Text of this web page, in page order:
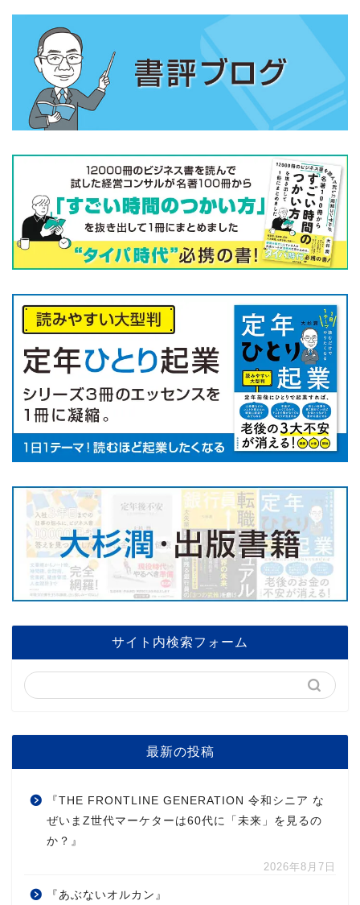
サイト内検索フォーム
最新の投稿
『THE FRONTLINE GENERATION 令和シニア な
ぜいまZ世代マーケターは60代に「未来」を見るの
か？』
2026年8月7日
『あぶないオルカン』